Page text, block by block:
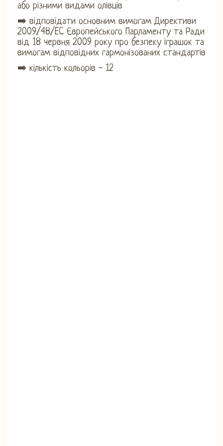
або різними видами олівців
➡️ відповідати основним вимогам Директиви
2009/48/EC Європейського Парламенту та Ради
від 18 червня 2009 року про безпеку іграшок та
вимогам відповідних гармонізованих стандартів
➡️ кількість кольорів - 12